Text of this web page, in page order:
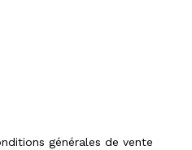
générales de vente